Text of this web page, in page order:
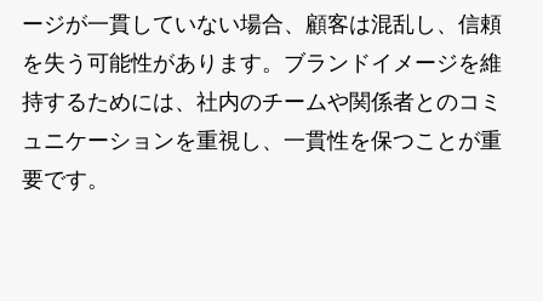
ージが一貫していない場合、顧客は混乱し、信頼
を失う可能性があります。ブランドイメージを維
持するためには、社内のチームや関係者とのコミ
ュニケーションを重視し、一貫性を保つことが重
要です。